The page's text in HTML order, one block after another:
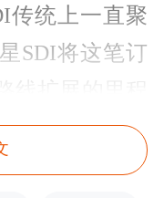
传统上一直聚
SDI将这笔订
铁锂电池进一
心”。